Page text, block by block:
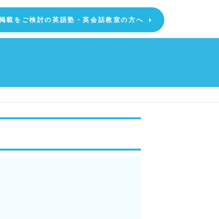
載をご検討の英語塾・英会話教室の方へ